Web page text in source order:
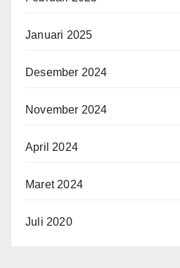
Januari 2025
Desember 2024
November 2024
April 2024
Maret 2024
Juli 2020